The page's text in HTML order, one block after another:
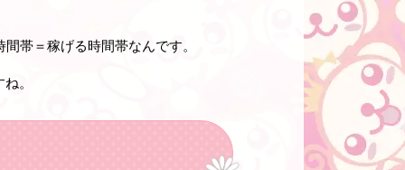
帯＝稼げる時間帯なんです。
。